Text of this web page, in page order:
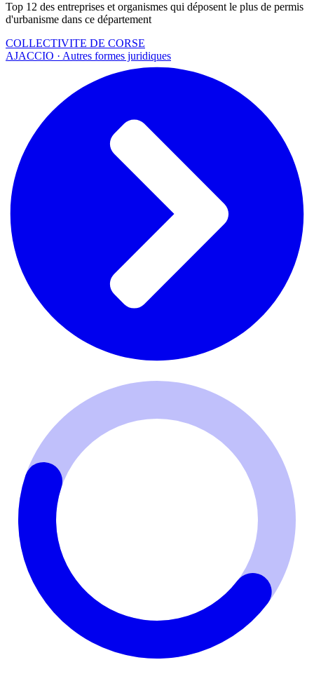
Top 12 des entreprises et organismes qui déposent le plus de permis
d'urbanisme dans ce département
COLLECTIVITE DE CORSE
AJACCIO · Autres formes juridiques